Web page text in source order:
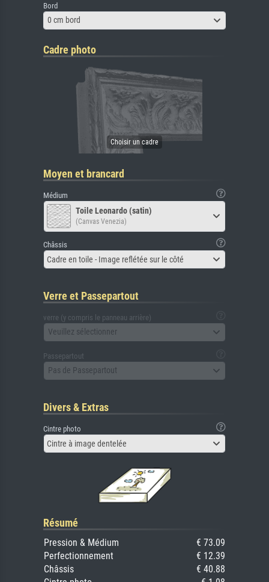
Bord
0 cm bord
Cadre photo
Moyen et brancard
Médium
Toile Leonardo (satin)
(Canvas Venezia)
Châssis
Cadre en toile - Image reflétée sur le côté
Verre et Passepartout
verre (y compris le panneau arrière)
Veuillez sélectionner
Passepartout
Pas de Passepartout
Divers & Extras
Cintre photo
Cintre à image dentelée
Résumé
Pression & Médium
€ 73.09
Perfectionnement
€ 12.39
Châssis
€ 40.88